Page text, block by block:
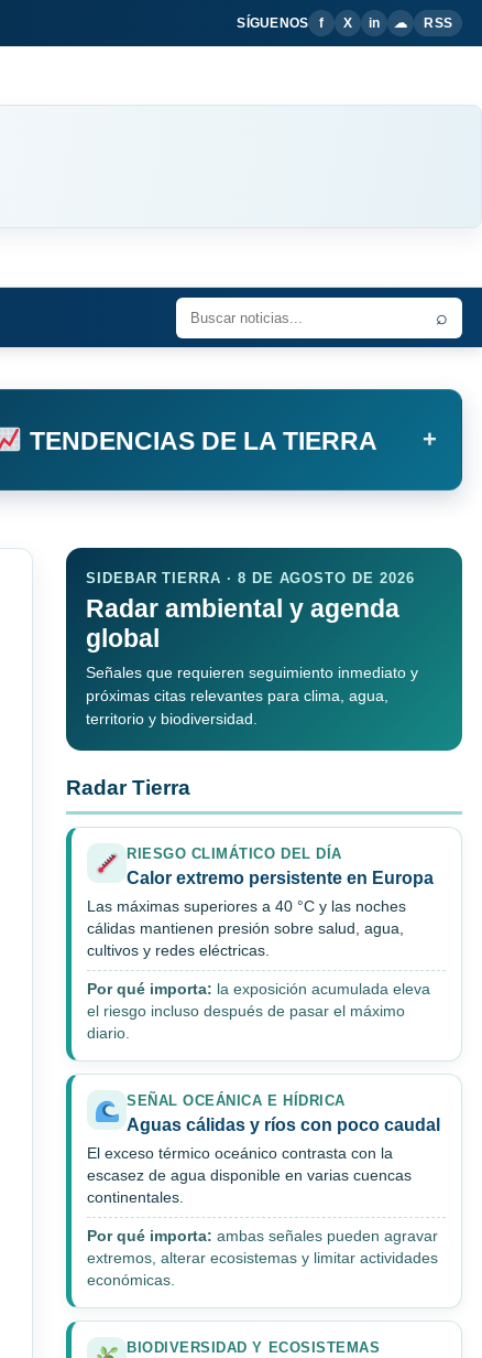
SÍGUENOS f X in ☁ RSS
⌕
TENDENCIAS DE LA TIERRA +
SIDEBAR TIERRA · 8 DE AGOSTO DE 2026
Radar ambiental y agenda
global
Señales que requieren seguimiento inmediato y
próximas citas relevantes para clima, agua,
territorio y biodiversidad.
Radar Tierra
RIESGO CLIMÁTICO DEL DÍA
Calor extremo persistente en Europa
Las máximas superiores a 40 °C y las noches
cálidas mantienen presión sobre salud, agua,
cultivos y redes eléctricas.
Por qué importa: la exposición acumulada eleva
el riesgo incluso después de pasar el máximo
diario.
SEÑAL OCEÁNICA E HÍDRICA
Aguas cálidas y ríos con poco caudal
El exceso térmico oceánico contrasta con la
escasez de agua disponible en varias cuencas
continentales.
Por qué importa: ambas señales pueden agravar
extremos, alterar ecosistemas y limitar actividades
económicas.
BIODIVERSIDAD Y ECOSISTEMAS